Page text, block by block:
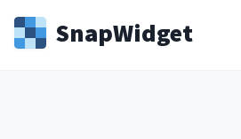
SnapWidget